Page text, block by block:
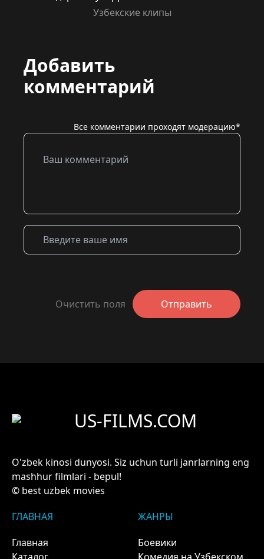
Узбекские клипы
Добавить
комментарий
Все комментарии проходят модерацию*
Очистить поля Отправить
US-FILMS.COM
O'zbek kinosi dunyosi. Siz uchun turli janrlarning eng
mashhur filmlari - bepul!
© best uzbek movies
ГЛАВНАЯ
Главная
ЖАНРЫ
Боевики